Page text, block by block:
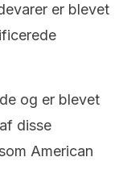
er blevet
og er blevet
disse
American